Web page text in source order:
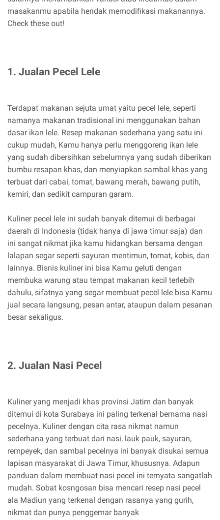
masakanmu apabila hendak memodifikasi makanannya.
Check these out!
1. Jualan Pecel Lele
Terdapat makanan sejuta umat yaitu pecel lele, seperti
namanya makanan tradisional ini menggunakan bahan
dasar ikan lele. Resep makanan sederhana yang satu ini
cukup mudah, Kamu hanya perlu menggoreng ikan lele
yang sudah dibersihkan sebelumnya yang sudah diberikan
bumbu resapan khas, dan menyiapkan sambal khas yang
terbuat dari cabai, tomat, bawang merah, bawang putih,
kemiri, dan sedikit campuran garam.
Kuliner pecel lele ini sudah banyak ditemui di berbagai
daerah di Indonesia (tidak hanya di jawa timur saja) dan
ini sangat nikmat jika kamu hidangkan bersama dengan
lalapan segar seperti sayuran mentimun, tomat, kobis, dan
lainnya. Bisnis kuliner ini bisa Kamu geluti dengan
membuka warung atau tempat makanan kecil terlebih
dahulu, sifatnya yang segar membuat pecel lele bisa Kamu
jual secara langsung, pesan antar, ataupun dalam pesanan
besar sekaligus.
2. Jualan Nasi Pecel
Kuliner yang menjadi khas provinsi Jatim dan banyak
ditemui di kota Surabaya ini paling terkenal bernama nasi
pecelnya. Kuliner dengan cita rasa nikmat namun
sederhana yang terbuat dari nasi, lauk pauk, sayuran,
rempeyek, dan sambal pecelnya ini banyak disukai semua
lapisan masyarakat di Jawa Timur, khususnya. Adapun
panduan dalam membuat nasi pecel ini ternyata sangatlah
mudah. Sobat kosngosan bisa mencari resep nasi pecel
ala Madiun yang terkenal dengan rasanya yang gurih,
nikmat dan punya penggemar banyak